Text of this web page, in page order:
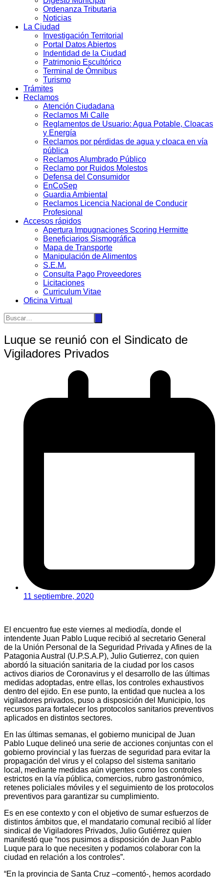
Ordenanza Tributaria
Noticias
La Ciudad
Investigación Territorial
Portal Datos Abiertos
Indentidad de la Ciudad
Patrimonio Escultórico
Terminal de Ómnibus
Turismo
Trámites
Reclamos
Atención Ciudadana
Reclamos Mi Calle
Reglamentos de Usuario: Agua Potable, Cloacas
y Energía
Reclamos por pérdidas de agua y cloaca en vía
pública
Reclamos Alumbrado Público
Reclamo por Ruidos Molestos
Defensa del Consumidor
EnCoSep
Guardia Ambiental
Reclamos Licencia Nacional de Conducir
Profesional
Accesos rápidos
Apertura Impugnaciones Scoring Hermitte
Beneficiarios Sismográfica
Mapa de Transporte
Manipulación de Alimentos
S.E.M.
Consulta Pago Proveedores
Licitaciones
Curriculum Vitae
Oficina Virtual
Luque se reunió con el Sindicato de
Vigiladores Privados
11 septiembre, 2020
El encuentro fue este viernes al mediodía, donde el
intendente Juan Pablo Luque recibió al secretario General
de la Unión Personal de la Seguridad Privada y Afines de la
Patagonia Austral (U.P.S.A.P), Julio Gutierrez, con quien
abordó la situación sanitaria de la ciudad por los casos
activos diarios de Coronavirus y el desarrollo de las últimas
medidas adoptadas, entre ellas, los controles exhaustivos
dentro del ejido. En ese punto, la entidad que nuclea a los
vigiladores privados, puso a disposición del Municipio, los
recursos para fortalecer los protocolos sanitarios preventivos
aplicados en distintos sectores.
En las últimas semanas, el gobierno municipal de Juan
Pablo Luque delineó una serie de acciones conjuntas con el
gobierno provincial y las fuerzas de seguridad para evitar la
propagación del virus y el colapso del sistema sanitario
local, mediante medidas aún vigentes como los controles
estrictos en la vía pública, comercios, rubro gastronómico,
retenes policiales móviles y el seguimiento de los protocolos
preventivos para garantizar su cumplimiento.
Es en ese contexto y con el objetivo de sumar esfuerzos de
distintos ámbitos que, el mandatario comunal recibió al líder
sindical de Vigiladores Privados, Julio Gutiérrez quien
manifestó que “nos pusimos a disposición de Juan Pablo
Luque para lo que necesiten y podamos colaborar con la
ciudad en relación a los controles”.
“En la provincia de Santa Cruz –comentó-, hemos acordado